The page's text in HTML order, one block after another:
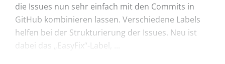
die Issues nun sehr einfach mit den Commits in
GitHub kombinieren lassen. Verschiedene Labels
helfen bei der Strukturierung der Issues. Neu ist
dabei das „EasyFix“-Label, ...